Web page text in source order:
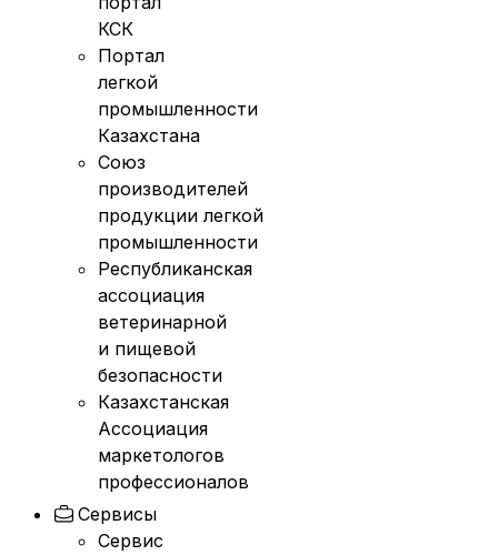
КСК
Портал
легкой
промышленности
Казахстана
Союз
производителей
продукции легкой
промышленности
Республиканская
ассоциация
ветеринарной
и пищевой
безопасности
Казахстанская
Ассоциация
маркетологов
профессионалов
Сервисы
Сервис